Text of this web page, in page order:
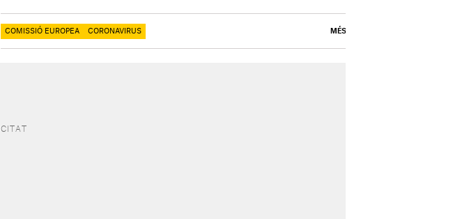
COMISSIÓ EUROPEA CORONAVIRUS MÉS